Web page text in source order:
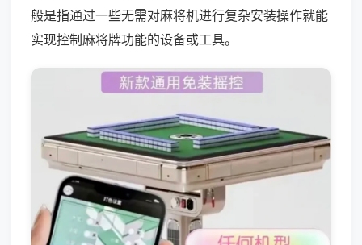
般是指通过一些无需对麻将机进行复杂安装操作就能
实现控制麻将牌功能的设备或工具。